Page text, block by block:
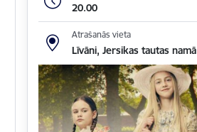
20.00
Atrašanās vieta
Līvāni, Jersikas tautas namā